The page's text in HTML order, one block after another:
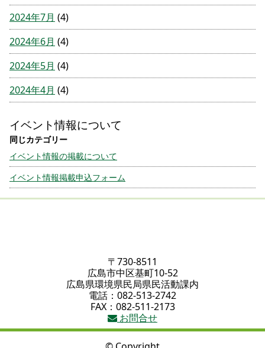
2024年7月 (4)
2024年6月 (4)
2024年5月 (4)
2024年4月 (4)
イベント情報について
イベント情報の掲載について
イベント情報掲載申込フォーム
〒730-8511
広島市中区基町10-52
広島県環境県民局県民活動課内
電話：082-513-2742
FAX：082-511-2173
お問合せ